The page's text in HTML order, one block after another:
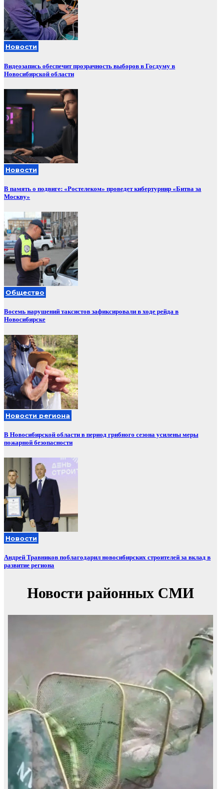
Новости
Видеозапись обеспечит прозрачность выборов в Госдуму в
Новосибирской области
Новости
В память о подвиге: «Ростелеком» проведет кибертурнир «Битва за
Москву»
Общество
Восемь нарушений таксистов зафиксировали в ходе рейда в
Новосибирске
Новости региона
В Новосибирской области в период грибного сезона усилены меры
пожарной безопасности
Новости
Андрей Травников поблагодарил новосибирских строителей за вклад в
развитие региона